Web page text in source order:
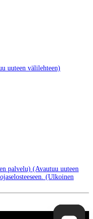
uuteen välilehteen)
palvelu) (Avautuu uuteen
(Ulkoinen